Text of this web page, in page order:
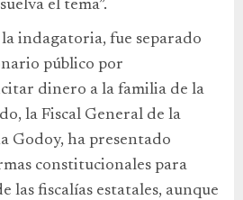
el tema”.
indagatoria, fue separado
público por
dinero a la familia de la
la Fiscal General de la
Godoy, ha presentado
constitucionales para
las fiscalías estatales, aunque